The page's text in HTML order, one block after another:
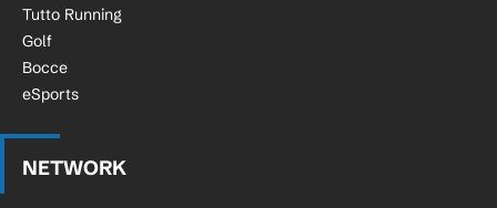
Tutto Running
Golf
Bocce
eSports
NETWORK